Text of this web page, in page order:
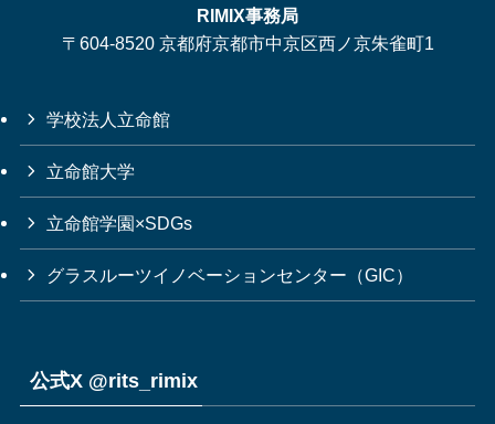
RIMIX事務局
〒604-8520 京都府京都市中京区西ノ京朱雀町1
学校法人立命館
立命館大学
立命館学園×SDGs
グラスルーツイノベーションセンター（GIC）
公式X @rits_rimix